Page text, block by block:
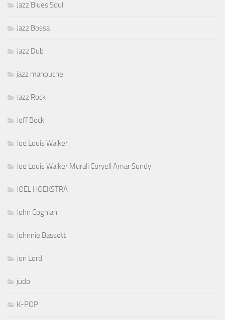
Jazz Blues Soul
Jazz Bossa
Jazz Dub
jazz manouche
Jazz Rock
Jeff Beck
Joe Louis Walker
Joe Louis Walker Murali Coryell Amar Sundy
JOEL HOEKSTRA
John Coghlan
Johnnie Bassett
Jon Lord
judo
K-POP